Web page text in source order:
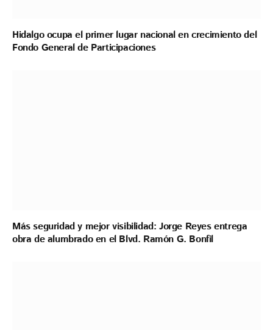
Hidalgo ocupa el primer lugar nacional en crecimiento del
Fondo General de Participaciones
Más seguridad y mejor visibilidad: Jorge Reyes entrega
obra de alumbrado en el Blvd. Ramón G. Bonfil